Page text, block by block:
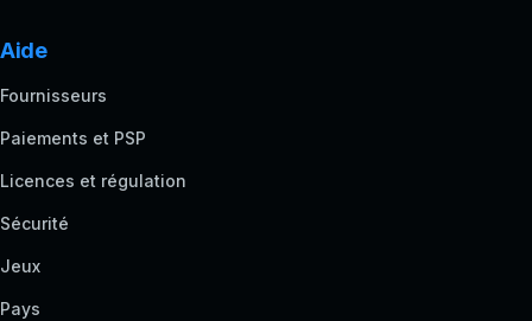
Aide
Fournisseurs
Paiements et PSP
Licences et régulation
Sécurité
Jeux
Pays